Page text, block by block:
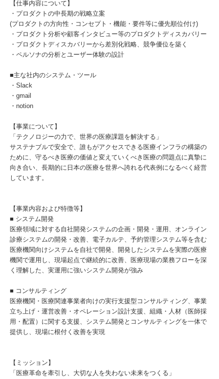
【仕事内容について】
・プロダクトの中長期の戦略立案
(プロダクトの方向性・コンセプト・機能・要件等に優先順位付け)
・プロダクト分析や顧客インタビュー等のプロダクトディスカバリー
・プロダクトディスカバリーから差別化戦略、競争優位を築く
・ペルソナの分析とユーザー体験の設計
■主な社内のシステム・ツール
・Slack
・gmail
・notion
【事業について】
「テクノロジーの力で、世界の医療課題を解決する」
サステナブルで安全で、誰もがアクセスできる医療インフラの構築の
ために、守るべき医療の価値と変えていくべき医療の問題点に真摯に
向き合い、長期的に日本の医療を世界へ誇れる代表例になるべく経営
しています。
【事業内容および特徴等】
■ システム開発
医療領域に対する自社開発システムの企画・開発・運用、オンライン
診療システムの開発・改善、電子カルテ、予約管理システム等を含む
医療機関向けシステムを自社で開発、開発したシステムを実際の医療
機関で運用し、現場起点で継続的に改善、医療現場の業務フローを深
く理解した、実運用に強いシステム開発が強み
■ コンサルティング
医療機関・医療関連事業者向けの実行支援型コンサルティング、事業
立ち上げ・運営改善・オペレーション設計支援、組織・人材（医師採
用・配置）に関する支援、システム開発とコンサルティングを一体で
提供し、現場に根付く改善を実現
【ミッション】
「医療革命を牽引し、大切な人を失わない未来をつくる」